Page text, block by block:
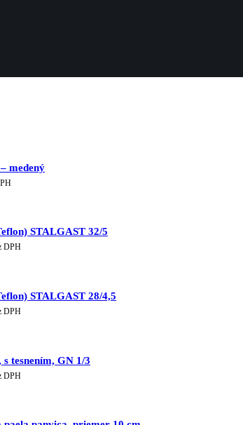
medený
STALGAST 32/5
DPH
STALGAST 28/4,5
DPH
tesnením, GN 1/3
DPH